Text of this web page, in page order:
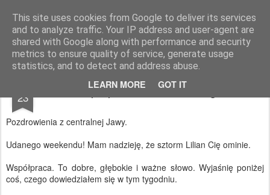
This site uses cookies from Google to deliver its services
and to analyze traffic. Your IP address and user-agent are
shared with Google along with performance and security
metrics to ensure quality of service, generate usage
statistics, and to detect and address abuse.
LEARN MORE GOT IT
AWGifts Polska
Home
23 Współpraca z Guitar Village!
Pozdrowienia z centralnej Jawy.
Udanego weekendu! Mam nadzieję, że sztorm Lilian Cię ominie.
Współpraca. To dobre, głębokie i ważne słowo. Wyjaśnię poniżej
coś, czego dowiedziałem się w tym tygodniu.